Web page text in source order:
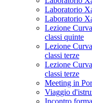
Laboratorio
Laboratorio
Lezione
classi quinte
Lezione
classi terze
Lezione
classi terze
Meeting in
Viaggio